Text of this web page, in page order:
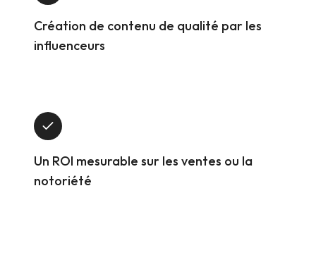
Création de contenu de qualité par les
influenceurs
Un ROI mesurable sur les ventes ou la
notoriété